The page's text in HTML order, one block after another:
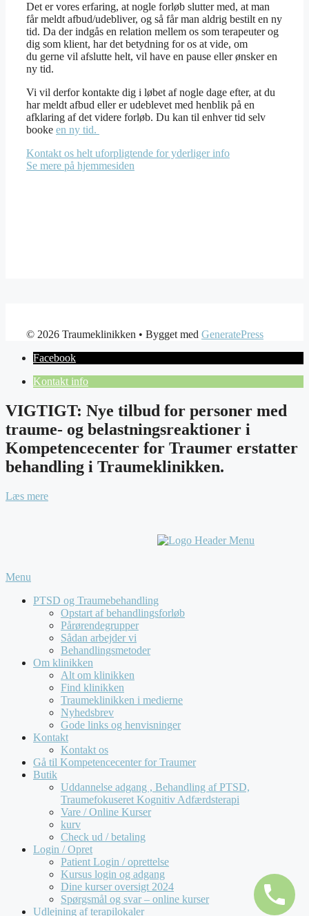
Det er vores erfaring, at nogle forløb slutter med, at man
får meldt afbud/udebliver, og så får man aldrig bestilt en ny
tid. Da der indgås en relation mellem os som terapeuter og
dig som klient, har det betydning for os at vide, om
du gerne vil afslutte helt, vil have en pause eller ønsker en
ny tid.
Vi vil derfor kontakte dig i løbet af nogle dage efter, at du
har meldt afbud eller er udeblevet med henblik på en
afklaring af det videre forløb. Du kan til enhver tid selv
booke en ny tid.
Kontakt os helt uforpligtende for yderliger info
Se mere på hjemmesiden
© 2026 Traumeklinikken • Bygget med GeneratePress
Facebook
Kontakt info
VIGTIGT: Nye tilbud for personer med
traume- og belastningsreaktioner i
Kompetencecenter for Traumer erstatter
behandling i Traumeklinikken.
Læs mere
Menu
PTSD og Traumebehandling
Opstart af behandlingsforløb
Pårørendegrupper
Sådan arbejder vi
Behandlingsmetoder
Om klinikken
Alt om klinikken
Find klinikken
Traumeklinikken i medierne
Nyhedsbrev
Gode links og henvisninger
Kontakt
Kontakt os
Gå til Kompetencecenter for Traumer
Butik
Uddannelse adgang , Behandling af PTSD,
Traumefokuseret Kognitiv Adfærdsterapi
Vare / Online Kurser
kurv
Check ud / betaling
Login / Opret
Patient Login / oprettelse
Kursus login og adgang
Dine kurser oversigt 2024
Spørgsmål og svar – online kurser
Udlejning af terapilokaler